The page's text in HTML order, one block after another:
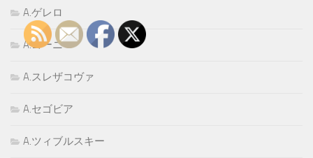
A.ゲレロ
A.ゴーニ
A.スレザコヴァ
A.セゴビア
A.ツィブルスキー